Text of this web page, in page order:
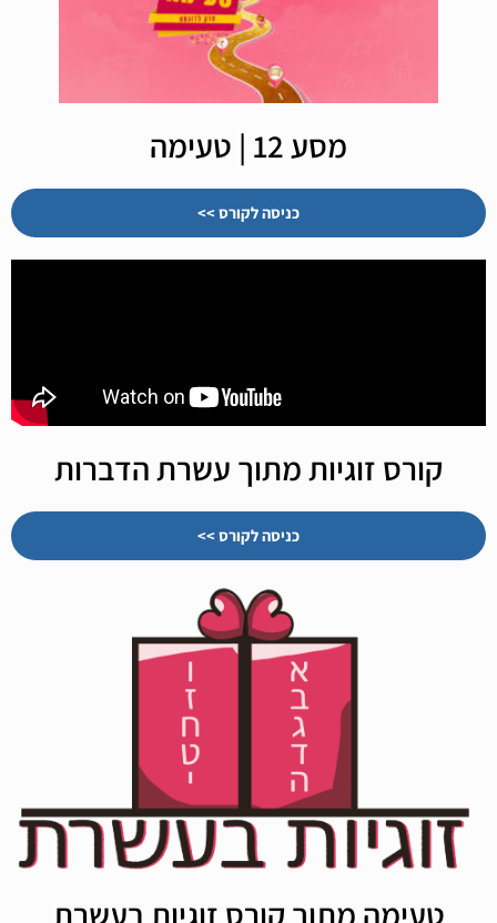
מסע 12 | טעימה
כניסה לקורס >>
קורס זוגיות מתוך עשרת הדברות
כניסה לקורס >>
טעימה מתוך קורס זוגיות בעשרת